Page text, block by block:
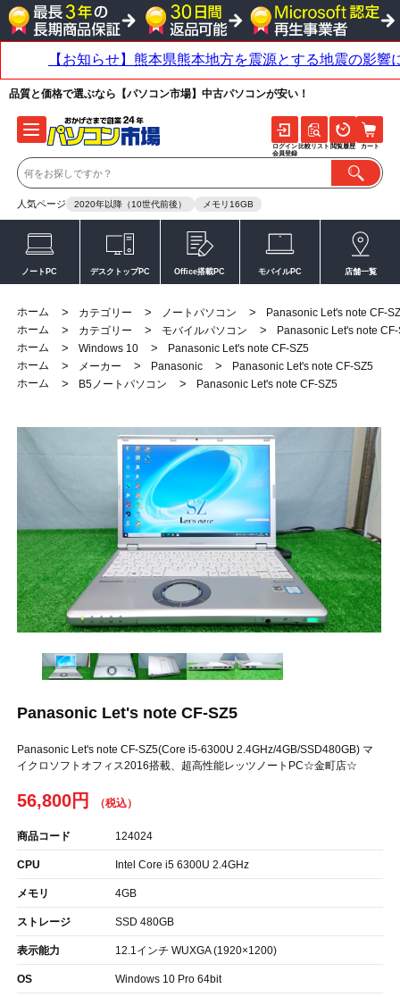
品質と価格で選ぶなら【パソコン市場】中古パソコンが安い！
人気ページ 2020年以降（10世代前後） メモリ16GB
ログイン
会員登録
比較リスト 閲覧履歴 カート
ノートPC デスクトップPC Office搭載PC モバイルPC 店舗一覧
ホーム > カテゴリー > ノートパソコン >
Panasonic Let's note CF-
ホーム
> カテゴリー > モバイルパソコン >
Panasonic Let's note
ホーム
> Windows 10 >
Panasonic Let's note CF-SZ5
ホーム
> メーカー > Panasonic >
Panasonic Let's note CF-SZ5
ホーム
> B5ノートパソコン > Panasonic Let's note CF-SZ5
Panasonic Let's note CF-SZ5
Panasonic Let's note CF-SZ5(Core i5-6300U 2.4GHz/4GB/SSD480GB) マ
イクロソフトオフィス2016搭載、超高性能レッツノートPC☆金町店☆
56,800円
商品コード 124024
CPU Intel Core i5 6300U 2.4GHz
メモリ 4GB
ストレージ SSD 480GB
表示能力 12.1インチ WUXGA (1920×1200)
OS Windows 10 Pro 64bit